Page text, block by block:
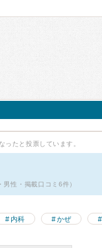
ったと投票しています。
性・掲載口コミ6件）
内科 かぜ